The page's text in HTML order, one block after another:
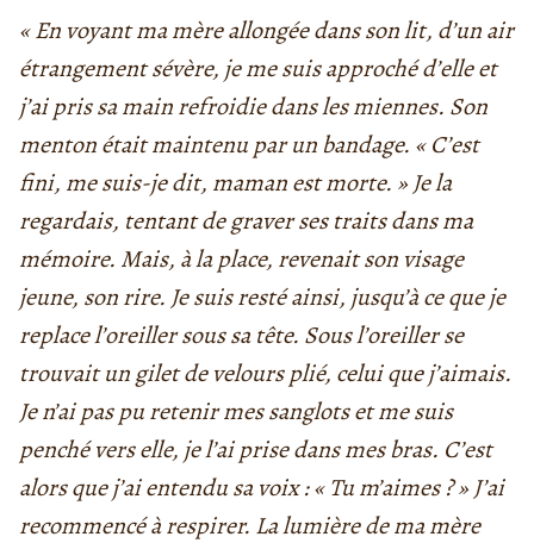
« En voyant ma mère allongée dans son lit, d’un air
étrangement sévère, je me suis approché d’elle et
j’ai pris sa main refroidie dans les miennes. Son
menton était maintenu par un bandage. « C’est
fini, me suis-je dit, maman est morte. » Je la
regardais, tentant de graver ses traits dans ma
mémoire. Mais, à la place, revenait son visage
jeune, son rire. Je suis resté ainsi, jusqu’à ce que je
replace l’oreiller sous sa tête. Sous l’oreiller se
trouvait un gilet de velours plié, celui que j’aimais.
Je n’ai pas pu retenir mes sanglots et me suis
penché vers elle, je l’ai prise dans mes bras. C’est
alors que j’ai entendu sa voix : « Tu m’aimes ? »J’ai
recommencé à respirer. La lumière de ma mère